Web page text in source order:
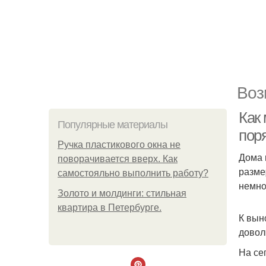
Популярные материалы
Ручка пластикового окна не
поворачивается вверх. Как
самостояльно выполнить работу?
Золото и молдинги: стильная
квартира в Петербурге.
Как
Дома
К
На